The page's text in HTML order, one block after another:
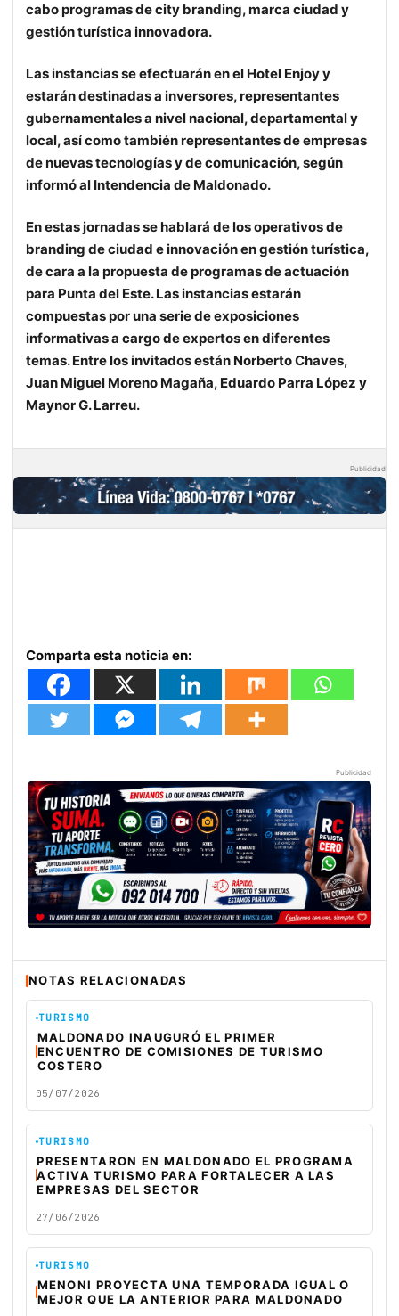
cabo programas de city branding, marca ciudad y
gestión turística innovadora.
Las instancias se efectuarán en el Hotel Enjoy y
estarán destinadas a inversores, representantes
gubernamentales a nivel nacional, departamental y
local, así como también representantes de empresas
de nuevas tecnologías y de comunicación, según
informó al Intendencia de Maldonado.
En estas jornadas se hablará de los operativos de
branding de ciudad e innovación en gestión turística,
de cara a la propuesta de programas de actuación
para Punta del Este. Las instancias estarán
compuestas por una serie de exposiciones
informativas a cargo de expertos en diferentes
temas. Entre los invitados están Norberto Chaves,
Juan Miguel Moreno Magaña, Eduardo Parra López y
Maynor G. Larreu.
Publicidad
Comparta esta noticia en:
Publicidad
NOTAS RELACIONADAS
TURISMO
MALDONADO INAUGURÓ EL PRIMER
ENCUENTRO DE COMISIONES DE TURISMO
COSTERO
05/07/2026
TURISMO
PRESENTARON EN MALDONADO EL PROGRAMA
ACTIVA TURISMO PARA FORTALECER A LAS
EMPRESAS DEL SECTOR
27/06/2026
TURISMO
MENONI PROYECTA UNA TEMPORADA IGUAL O
MEJOR QUE LA ANTERIOR PARA MALDONADO